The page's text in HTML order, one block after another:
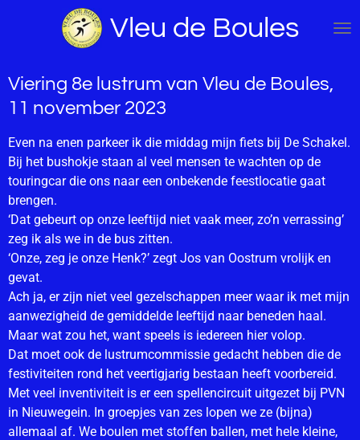
de
hoofdinhoud
Vleu de Boules
Viering 8e lustrum van Vleu de Boules,
11 november 2023
Even na enen parkeer ik die middag mijn fiets bij De Schakel.
Bij het bushokje staan al veel mensen te wachten op de
touringcar die ons naar een onbekende feestlocatie gaat
brengen.
‘Dat gebeurt op onze leeftijd niet vaak meer, zo’n verrassing’
zeg ik als we in de bus zitten.
‘Onze, zeg je onze Henk?’ zegt Jos van Oostrum vrolijk en
gevat.
Ach ja, er zijn niet veel gezelschappen meer waar ik met mijn
aanwezigheid de gemiddelde leeftijd naar beneden haal.
Maar wat zou het, want speels is iedereen hier volop.
Dat moet ook de lustrumcommissie gedacht hebben die de
festiviteiten rond het veertigjarig bestaan heeft voorbereid.
Met veel inventiviteit is er een spellencircuit uitgezet bij PVN
in Nieuwegein. In groepjes van zes lopen we ze (bijna)
allemaal af. We boulen met stoffen ballen, met hele kleine,